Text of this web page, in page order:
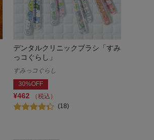
デンタルクリニックブラシ「すみ
っコぐらし」
すみっコぐらし
30%OFF
¥462
（税込）
(18)